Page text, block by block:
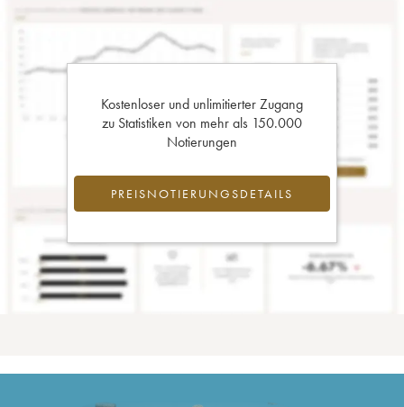
Kostenloser und unlimitierter Zugang
zu Statistiken von mehr als 150.000
Notierungen
PREISNOTIERUNGSDETAILS